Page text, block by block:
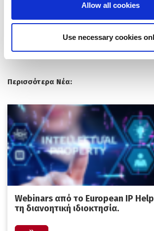
Allow all cookies
Use necessary cookies
επικοινωνήσετε με την κα Μαρία
tsiana@praxinetwork.gr
Περισσότερα Νέα:
Webinars από το European IP
τη διανοητική ιδιοκτησία.